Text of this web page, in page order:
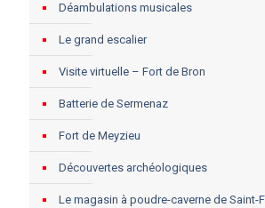
Déambulations musicales
Le grand escalier
Visite virtuelle – Fort de Bron
Batterie de Sermenaz
Fort de Meyzieu
Découvertes archéologiques
Le magasin à poudre-caverne de Saint-